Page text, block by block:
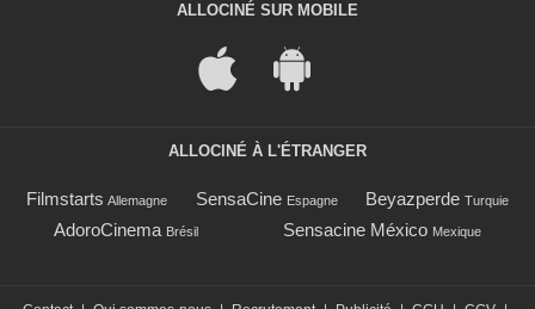
ALLOCINÉ SUR MOBILE
ALLOCINÉ À L'ÉTRANGER
Filmstarts Allemagne SensaCine Espagne Beyazperde Turquie
AdoroCinema Brésil Sensacine México Mexique